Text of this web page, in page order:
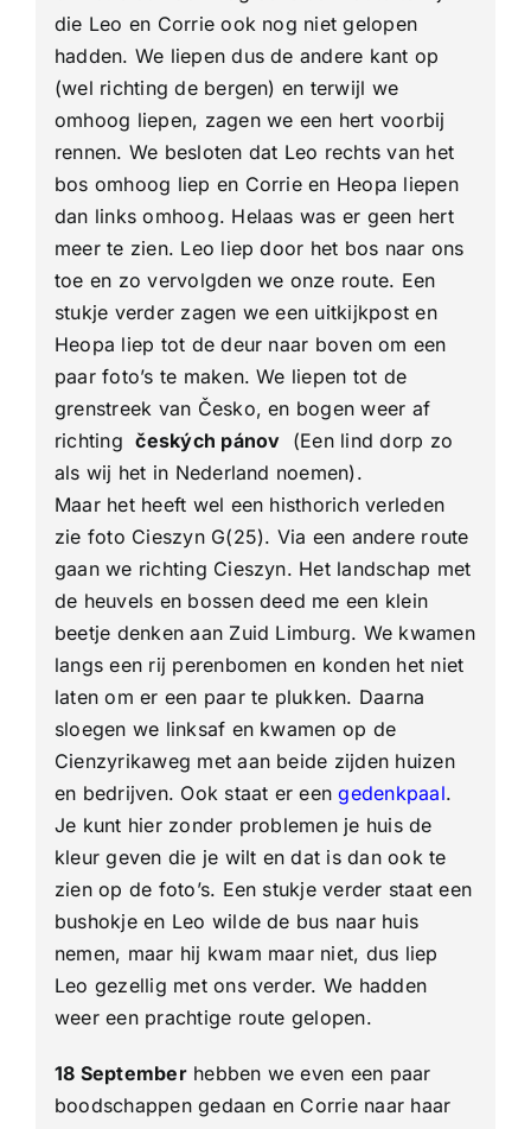
die Leo en Corrie ook nog niet gelopen
hadden. We liepen dus de andere kant op
(wel richting de bergen) en terwijl we
omhoog liepen, zagen we een hert voorbij
rennen. We besloten dat Leo rechts van het
bos omhoog liep en Corrie en Heopa liepen
dan links omhoog. Helaas was er geen hert
meer te zien. Leo liep door het bos naar ons
toe en zo vervolgden we onze route. Een
stukje verder zagen we een uitkijkpost en
Heopa liep tot de deur naar boven om een
paar foto’s te maken. We liepen tot de
grenstreek van Česko, en bogen weer af
richtingčeských pánov (Een lind dorp zo
als wij het in Nederland noemen).
Maar het heeft wel een histhorich verleden
zie foto Cieszyn G(25). Via een andere route
gaan we richting Cieszyn. Het landschap met
de heuvels en bossen deed me een klein
beetje denken aan Zuid Limburg. We kwamen
langs een rij perenbomen en konden het niet
laten om er een paar te plukken. Daarna
sloegen we linksaf en kwamen op de
Cienzyrikaweg met aan beide zijden huizen
en bedrijven. Ook staat er eengedenkpaal.
Je kunt hier zonder problemen je huis de
kleur geven die je wilt en dat is dan ook te
zien op de foto’s. Een stukje verder staat een
bushokje en Leo wilde de bus naar huis
nemen, maar hij kwam maar niet, dus liep
Leo gezellig met ons verder. We hadden
weer een prachtige route gelopen.
18 Septemberhebben we even een paar
boodschappen gedaan en Corrie naar haar